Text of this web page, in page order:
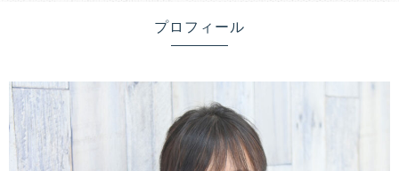
プロフィール